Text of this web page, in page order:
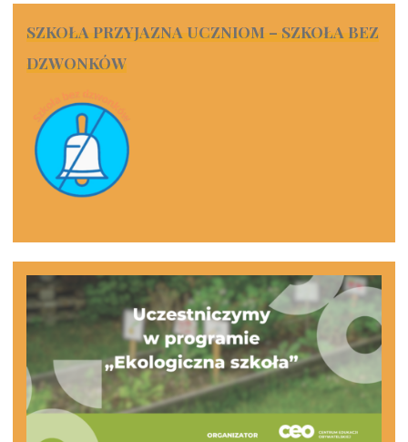
SZKOŁA PRZYJAZNA UCZNIOM – SZKOŁA BEZ
DZWONKÓW